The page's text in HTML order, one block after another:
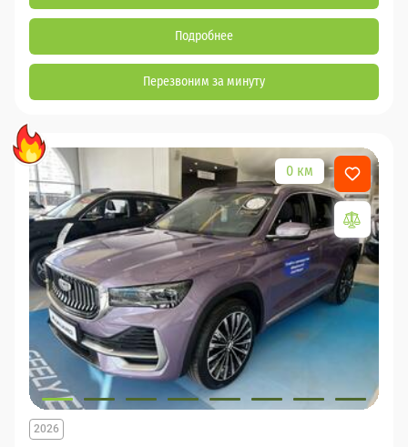
Подробнее
Перезвоним за минуту
0 км
2026